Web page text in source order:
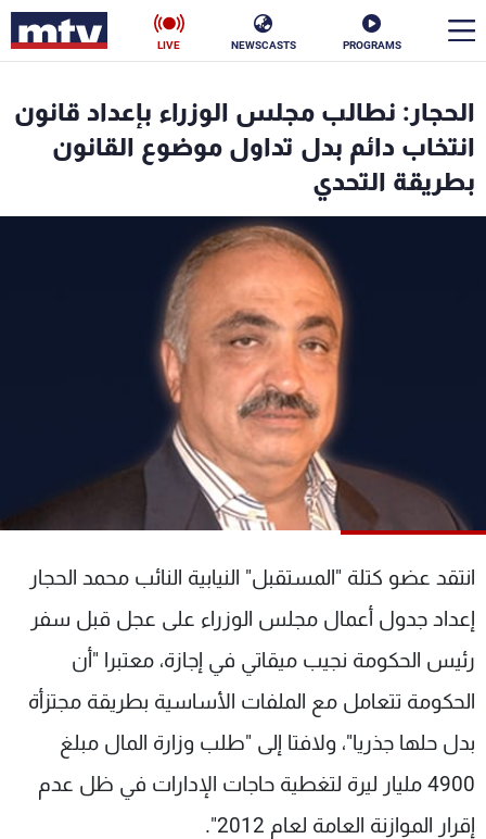
PROGRAMS
NEWSCASTS
LIVE
الحجار: نطالب مجلس الوزراء بإعداد قانون
انتخاب دائم بدل تداول موضوع القانون
بطريقة التحدي
انتقد عضو كتلة "المستقبل" النيابية النائب محمد الحجار
إعداد جدول أعمال مجلس الوزراء على عجل قبل سفر
رئيس الحكومة نجيب ميقاتي في إجازة، معتبرا "أن
الحكومة تتعامل مع الملفات الأساسية بطريقة مجتزأة
بدل حلها جذريا"، ولافتا إلى "طلب وزارة المال مبلغ
4900 مليار ليرة لتغطية حاجات الإدارات في ظل عدم
إقرار الموازنة العامة لعام 2012".
الأخبار
سياسة
فن
رياضة
جدول البرامج
شاهد البرامج
الترددات
عن MTV
الإنـتـاج
لاعلاناتكم
وظائف
تواصل معنا
شروط الإسـتخدام
سياسة الخصوصية